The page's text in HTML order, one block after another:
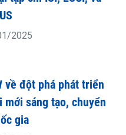
2026
2025